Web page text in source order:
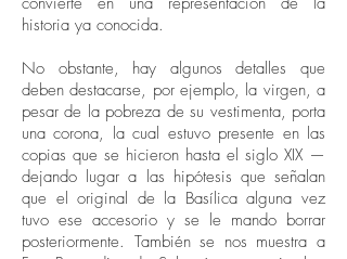
historia ya conocida.
No obstante, hay algunos detalles que
deben destacarse, por ejemplo, la virgen, a
pesar de la pobreza de su vestimenta, porta
una corona, la cual estuvo presente en las
copias que se hicieron hasta el siglo XIX —
dejando lugar a las hipótesis que señalan
que el original de la Basílica alguna vez
tuvo ese accesorio y se le mando borrar
posteriormente. También se nos muestra a